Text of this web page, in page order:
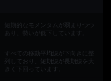
短期的なモメンタムが弱まりつつ
あり、勢いが低下しています。
すべての移動平均線が下向きに整
列しており、短期線が長期線を大
きく下回っています。